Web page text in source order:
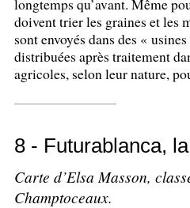
longtemps qu’avant. Même
doivent trier les graines et les
sont envoyés dans des «
distribuées après traitement
agricoles, selon leur nature,
8 - Futurablanca,
Carte d’Elsa Masson,
Champtoceaux.